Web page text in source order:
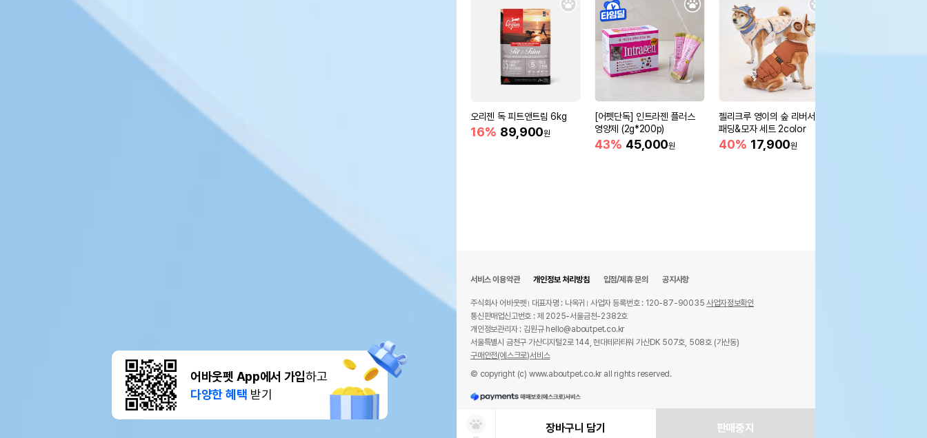
어바웃펫 App에서 가입하고
다양한 혜택 받기
오리젠 독 피트앤트림 6kg
16% 89,900원
[어펫단독] 인트라젠 플러스
영양제 (2g*200p)
43% 45,000원
젤리크루 영이의 숲 리버서블
패딩&모자 세트 2color
40% 17,900원
장바구니 담기 판매중지
서비스 이용약관 개인정보 처리방침 입점/제휴 문의 공지사항
주식회사 어바웃펫 대표자명 : 나옥귀 사업자 등록번호 : 120-87-90035사업자정보확인
통신판매업신고번호 : 제 2025-서울금천-2382호
개인정보관리자 : 김원규 hello@aboutpet.co.kr
서울특별시 금천구 가산디지털2로 144, 현대테라타워 가산DK 507호, 508호 (가산동)
구매안전(에스크로)서비스
© copyright (c) www.aboutpet.co.kr all rights reserved.